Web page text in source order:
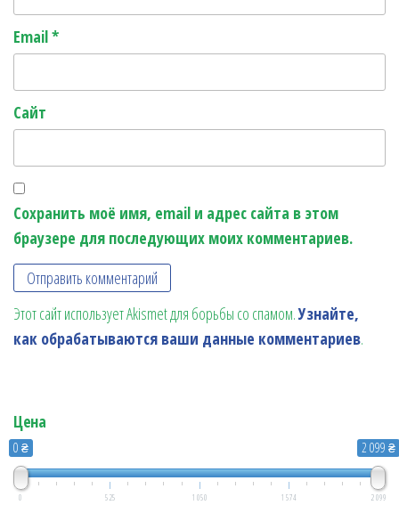
Email*
Сайт
Сохранить моё имя, email и адрес сайта в этом
браузере для последующих моих комментариев.
Этот сайт использует Akismet для борьбы со спамом.Узнайте,
как обрабатываются ваши данные комментариев.
Цена
0 ₴ 2 099 ₴
0 525 1 050 1 574 2 099